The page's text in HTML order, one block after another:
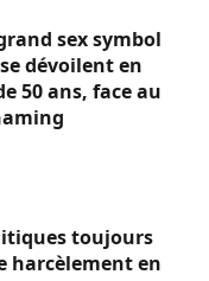
sex symbol
dévoilent en
50 ans, face au
toujours
harcèlement en